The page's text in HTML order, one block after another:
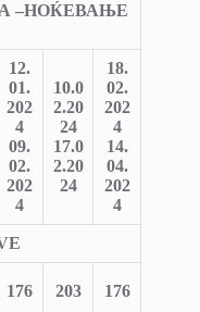
–НОЌЕВАЊЕ
12.
01.
202
4
09.
02.
202
4
10.0
2.20
24
17.0
2.20
24
18.
02.
202
4
14.
04.
202
4
176 203 176